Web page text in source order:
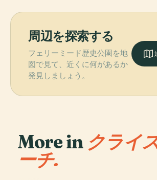
周辺を探索する
フェリーミード歴史公園を地
図で見て、近くに何があるか
発見しましょう。
More in クライ
ーチ.